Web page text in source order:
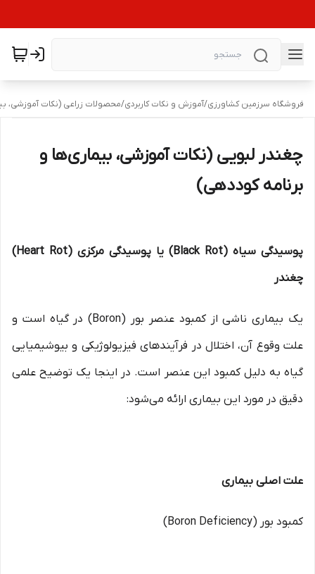
فروشگاه سرزمین کشاورزی/آموزش و نکات کاربردی/محصولات زراعی (نکات آموزشی،
چغندر لبویی (نکات آموزشی، بیماری‌ها و
برنامه کوددهی)
پوسیدگی سیاه (Black Rot) یا پوسیدگی مرکزی (Heart Rot)
چغندر
یک بیماری ناشی از کمبود عنصر بور (Boron) در گیاه است و
علت وقوع آن، اختلال در فرآیندهای فیزیولوژیکی و بیوشیمیایی
گیاه به دلیل کمبود این عنصر است. در اینجا یک توضیح علمی
دقیق در مورد این بیماری ارائه می‌شود:
علت اصلی بیماری
کمبود بور (Boron Deficiency)